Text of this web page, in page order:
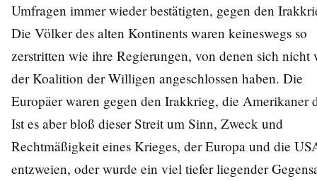
Umfragen immer wieder bestätigten, gegen den
Die Völker des alten Kontinents waren keineswegs so
zerstritten wie ihre Regierungen, von denen sich nicht
der Koalition der Willigen angeschlossen haben. Die
Europäer waren gegen den Irakkrieg, die Amerikaner
Ist es aber bloß dieser Streit um Sinn, Zweck und
Rechtmäßigkeit eines Krieges, der Europa und die
entzweien, oder wurde ein viel tiefer liegender